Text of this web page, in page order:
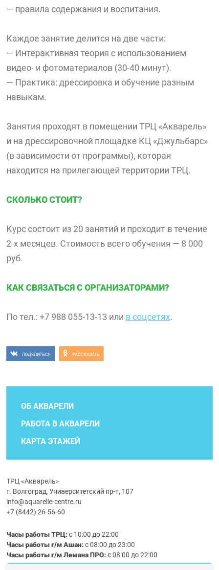
— правила содержания и воспитания.
Каждое занятие делится на две части:
— Интерактивная теория с использованием
видео- и фотоматериалов (30-40 минут).
— Практика: дрессировка и обучение разным
навыкам.
Занятия проходят в помещении ТРЦ «Акварель»
и на дрессировочной площадке КЦ «Джульбарс»
(в зависимости от программы), которая
находится на прилегающей территории ТРЦ.
СКОЛЬКО СТОИТ?
Курс состоит из 20 занятий и проходит в течение
2-х месяцев. Стоимость всего обучения — 8 000
руб.
КАК СВЯЗАТЬСЯ С ОРГАНИЗАТОРАМИ?
По тел.: +7 988 055-13-13 или в соцсетях.
ПОДЕЛИТЬСЯ РАССКАЗАТЬ
ОБ АКВАРЕЛИ
РАБОТА В АКВАРЕЛИ
КАРТА ЭТАЖЕЙ
ТРЦ «Акварель»
г. Волгоград, Университетский пр-т, 107
info@aquarelle-centre.ru
+7 (8442) 26-56-60
Часы работы ТРЦ:с 10:00 до 22:00
Часы работы г/м Ашан:с 08:00 до 23:00
Часы работыг/мЛемана ПРО:с 08:00 до 22:00